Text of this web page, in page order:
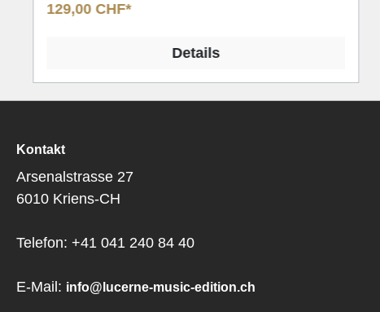
129,00 CHF*
Details
Kontakt
Arsenalstrasse 27
6010 Kriens-CH
Telefon: +41 041 240 84 40
E-Mail: info@lucerne-music-edition.ch